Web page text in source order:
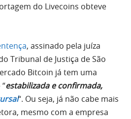
do Livecoins obteve
, assinado pela juíza
Tribunal de Justiça de São
Bitcoin já tem uma
estabilizada e confirmada,
“. Ou seja, já não cabe mais
mesmo com a empresa